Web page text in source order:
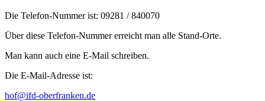
Die Telefon-Nummer ist: 09281 / 840070
Über diese Telefon-Nummer erreicht man alle Stand-Orte.
Man kann auch eine E-Mail schreiben.
Die E-Mail-Adresse ist:
hof@ifd-oberfranken.de